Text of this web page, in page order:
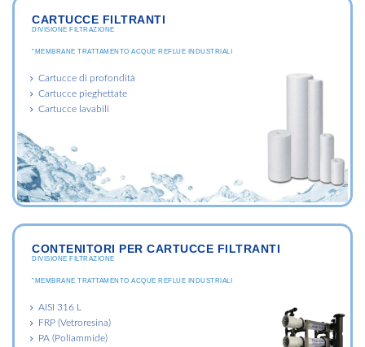
CARTUCCE FILTRANTI
DIVISIONE FILTRAZIONE
"MEMBRANE TRATTAMENTO ACQUE REFLUE INDUSTRIALI
Cartucce di profondità
Cartucce pieghettate
Cartucce lavabili
CONTENITORI PER CARTUCCE FILTRANTI
DIVISIONE FILTRAZIONE
"MEMBRANE TRATTAMENTO ACQUE REFLUE INDUSTRIALI
AISI 316 L
FRP (Vetroresina)
PA (Poliammide)